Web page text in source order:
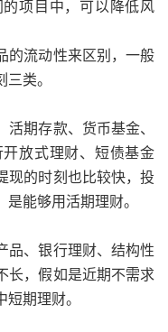
项目中，可以降低风
的流动性来区别，一般
类。
期存款、货币基金、
放式理财、短债基金
现的时刻也比较快，投
能够用活期理财。
品、银行理财、结构性
长，假如是近期不需求
期理财。